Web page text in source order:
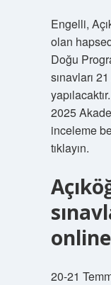
Engelli,
olan
Doğu
sınavları
2025
inceleme
tıklayın.
20-21